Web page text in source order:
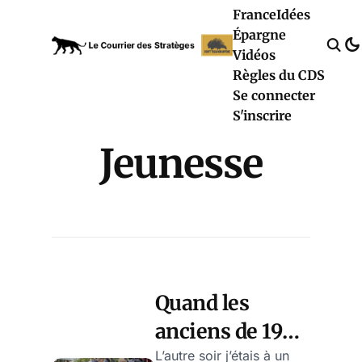
FranceIdées
Épargne
Vidéos
Règles du CDS
Se connecter
S'inscrire
Jeunesse
Quand les
anciens de 1968
L’autre soir j’étais à un